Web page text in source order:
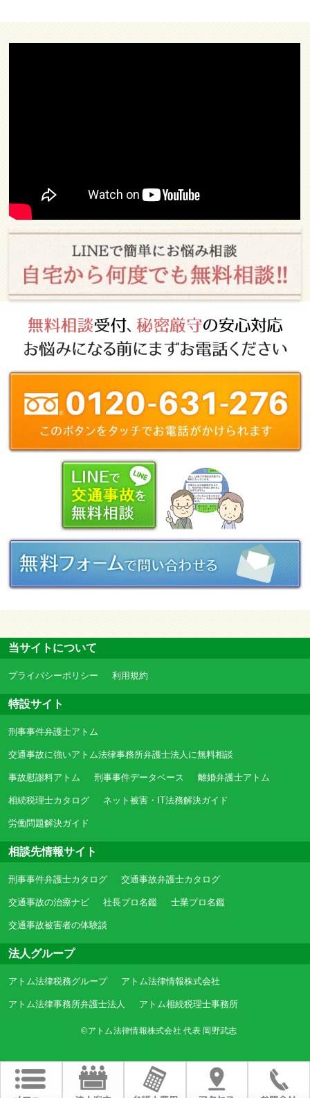
当サイトについて
プライバシーポリシー 利用規約
特設サイト
刑事事件弁護士アトム
交通事故に強いアトム法律事務所弁護士法人に無料相談
事故慰謝料アトム 刑事事件データベース 離婚弁護士アトム
相続税理士カタログ ネット被害・IT法務解決ガイド
労働問題解決ガイド
相談先情報サイト
刑事事件弁護士カタログ 交通事故弁護士カタログ
交通事故の治療ナビ 社長プロ名鑑 士業プロ名鑑
交通事故被害者の体験談
法人グループ
アトム法律税務グループ アトム法律情報株式会社
アトム法律事務所弁護士法人 アトム相続税理士事務所
©アトム法律情報株式会社 代表 岡野武志